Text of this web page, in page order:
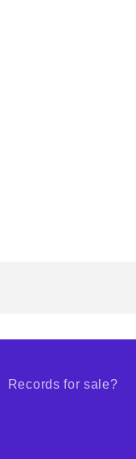
Records for sale?